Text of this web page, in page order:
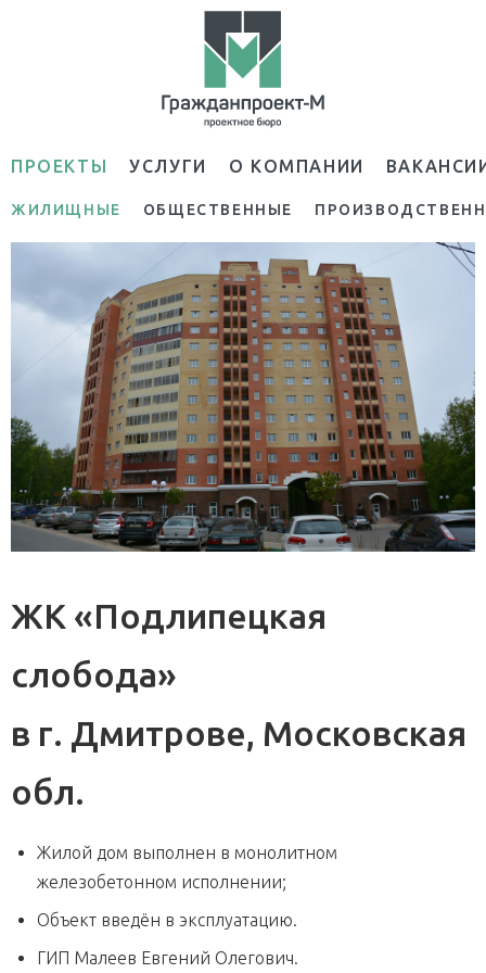
ПРОЕКТЫ УСЛУГИ О КОМПАНИИ
ЖИЛИЩНЫЕ ОБЩЕСТВЕННЫЕ
ЖК «Подлипецкая
слобода»
в г. Дмитрове, Московская
обл.
Жилой дом выполнен в монолитном
железобетонном исполнении;
Объект введён в эксплуатацию.
ГИП Малеев Евгений Олегович.